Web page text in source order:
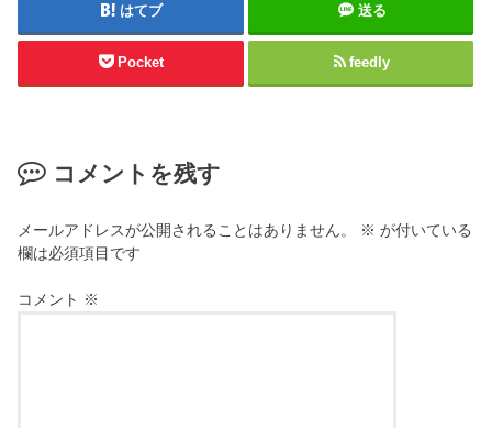
はてブ 送る
Pocket feedly
コメントを残す
メールアドレスが公開されることはありません。 ※ が付いている
欄は必須項目です
コメント ※